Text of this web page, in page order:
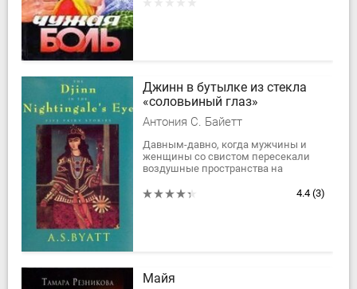
Джинн в бутылке из стекла
«соловьиный глаз»
Антония С. Байетт
Давным-давно, когда мужчины и
женщины со свистом пересекали
воздушные пространства на
надев ласты, они опускались на дно
4.4 (3)
Майя